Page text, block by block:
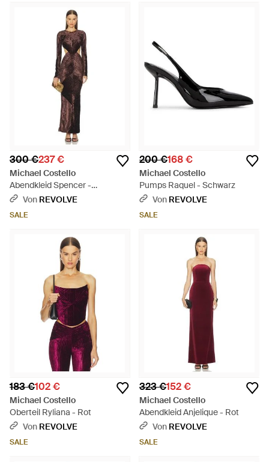
300 €237 €
Michael Costello
Abendkleid Spencer -
Mehrfarbig
Von REVOLVE
SALE
200 €168 €
Michael Costello
Pumps Raquel - Schwarz
Von REVOLVE
SALE
183 €102 €
Michael Costello
Oberteil Ryliana - Rot
Von REVOLVE
SALE
323 €152 €
Michael Costello
Abendkleid Anjelique - Rot
Von REVOLVE
SALE